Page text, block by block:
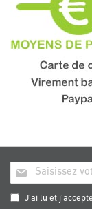
Inscription
à
notreJ'ai lu et j'accepte